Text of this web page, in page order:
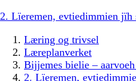
2. Lïeremen, evtiedimmien jïh
Læring og trivsel
Læreplanverket
Bijjemes bielie –
2. Lïeremen,